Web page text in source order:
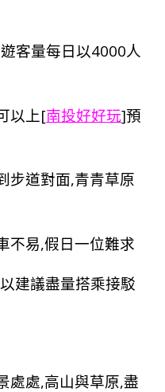
客量每日以4000人
以上[南投好好玩]預
步道對面,青青草原
不易,假日一位難求
建議盡量搭乘接駁
處處,高山與草原,盡